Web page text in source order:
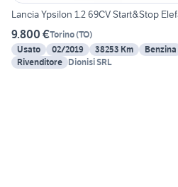
Lancia Ypsilon 1.2 69CV Start&Stop
9.800 €Torino(TO)
Usato
02/2019 38253 Km Benzina
Rivenditore Dionisi SRL